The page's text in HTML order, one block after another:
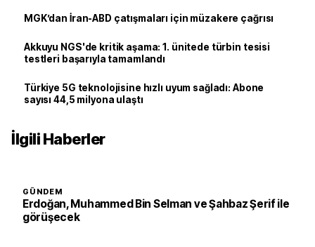
MGK’dan İran-ABD çatışmaları için müzakere çağrısı
Akkuyu NGS'de kritik aşama: 1. ünitede türbin tesisi
testleri başarıyla tamamlandı
Türkiye 5G teknolojisine hızlı uyum sağladı: Abone
sayısı 44,5 milyona ulaştı
İlgili Haberler
GÜNDEM
Erdoğan, Muhammed Bin Selman ve Şahbaz Şerif ile
görüşecek